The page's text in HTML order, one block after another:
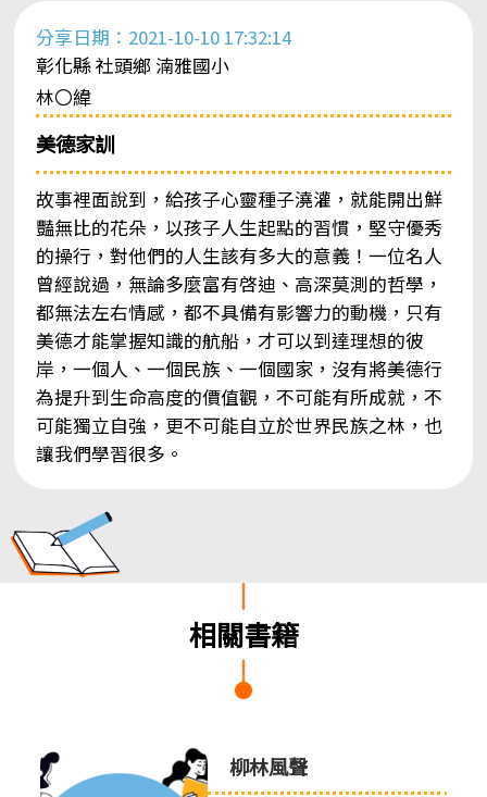
分享日期：2021-10-10 17:32:14
彰化縣 社頭鄉 湳雅國小
林〇緯
美德家訓
故事裡面說到，給孩子心靈種子澆灌，就能開出鮮
豔無比的花朵，以孩子人生起點的習慣，堅守優秀
的操行，對他們的人生該有多大的意義！一位名人
曾經說過，無論多麼富有啓迪、高深莫測的哲學，
都無法左右情感，都不具備有影響力的動機，只有
美德才能掌握知識的航船，才可以到達理想的彼
岸，一個人、一個民族、一個國家，沒有將美德行
為提升到生命高度的價值觀，不可能有所成就，不
可能獨立自強，更不可能自立於世界民族之林，也
讓我們學習很多。
相關書籍
柳林風聲